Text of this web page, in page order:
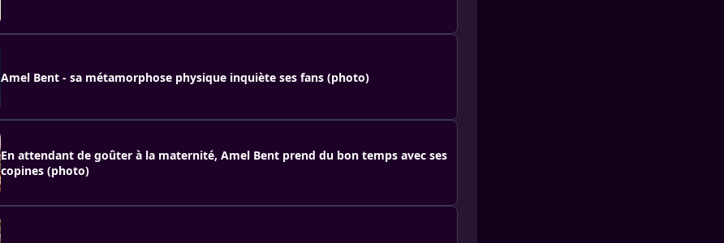
Amel Bent - sa métamorphose physique inquiète ses fans (photo)
En attendant de goûter à la maternité, Amel Bent prend du bon temps avec ses
copines (photo)